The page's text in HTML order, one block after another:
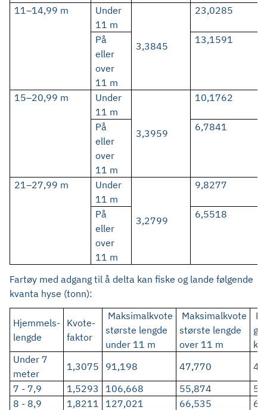
11–14,99 m
Under
11 m
3,3845
23,0285
På
eller
over
11 m
13,1591
15–20,99 m
Under
11 m
3,3959
10,1762
På
eller
over
11 m
6,7841
21–27,99 m
Under
11 m
3,2799
9,8277
På
eller
over
11 m
6,5518
Fartøy med adgang til å delta kan fiske og lande følgende
kvanta hyse (tonn):
Hjemmels-
lengde
Kvote-
faktor
Maksimalkvote
største lengde
under 11 m
Maksimalkvote
største lengde
over 11 m
Under 7
meter
1,3075 91,198 47,770
7 - 7,9
1,5293 106,668 55,874
8 - 8,9
1,8211 127,021 66,535